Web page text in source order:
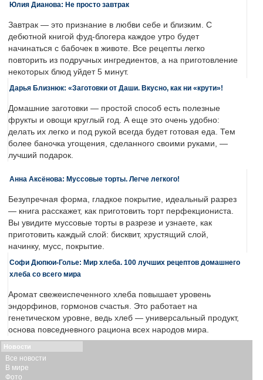
Юлия Дианова: Не просто завтрак
Завтрак — это признание в любви себе и близким. С
дебютной книгой фуд-блогера каждое утро будет
начинаться с бабочек в животе. Все рецепты легко
повторить из подручных ингредиентов, а на приготовление
некоторых блюд уйдет 5 минут.
Дарья Близнюк: «Заготовки от Даши. Вкусно, как ни «крути»!
Домашние заготовки — простой способ есть полезные
фрукты и овощи круглый год. А еще это очень удобно:
делать их легко и под рукой всегда будет готовая еда. Тем
более баночка угощения, сделанного своими руками, —
лучший подарок.
Анна Аксёнова: Муссовые торты. Легче легкого!
Безупречная форма, гладкое покрытие, идеальный разрез
— книга расскажет, как приготовить торт перфекциониста.
Вы увидите муссовые торты в разрезе и узнаете, как
приготовить каждый слой: бисквит, хрустящий слой,
начинку, мусс, покрытие.
Софи Дюпюи-Голье: Мир хлеба. 100 лучших рецептов домашнего
хлеба со всего мира
Аромат свежеиспеченного хлеба повышает уровень
эндорфинов, гормонов счастья. Это работает на
генетическом уровне, ведь хлеб — универсальный продукт,
основа повседневного рациона всех народов мира.
Новости
Все новости
В мире
Фото